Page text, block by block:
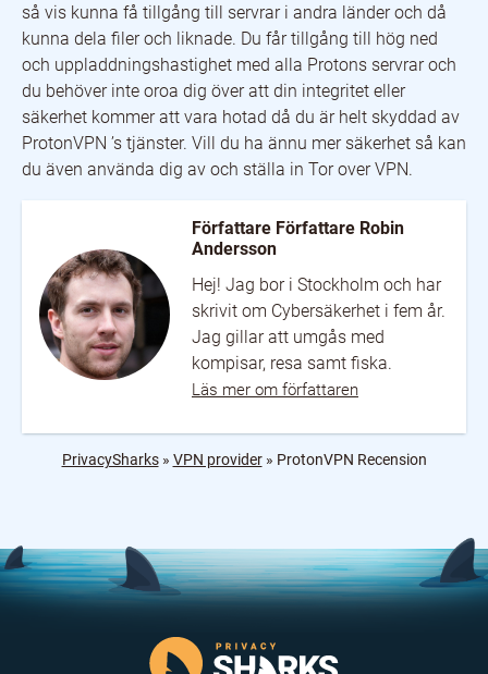
så vis kunna få tillgång till servrar i andra länder och då
kunna dela filer och liknade. Du får tillgång till hög ned
och uppladdningshastighet med alla Protons servrar och
du behöver inte oroa dig över att din integritet eller
säkerhet kommer att vara hotad då du är helt skyddad av
ProtonVPN ’s tjänster. Vill du ha ännu mer säkerhet så kan
du även använda dig av och ställa in Tor over VPN.
Författare Författare Robin
Andersson
Hej! Jag bor i Stockholm och har
skrivit om Cybersäkerhet i fem år.
Jag gillar att umgås med
kompisar, resa samt fiska.
Läs mer om författaren
PrivacySharks» VPN provider» ProtonVPN Recension